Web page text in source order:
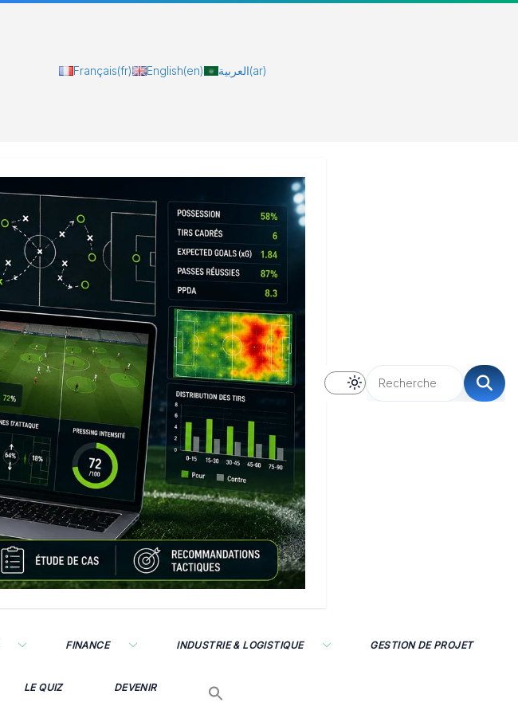
Français(fr) English(en) العربية(ar)
FINANCE INDUSTRIE & LOGISTIQUE GESTION DE PROJET
LE QUIZ DEVENIR